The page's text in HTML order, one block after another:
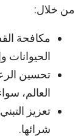
من خلال:
مكافحة
الحيوانات
تحسين
العالم،
تعزيز
شرائها.